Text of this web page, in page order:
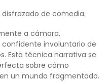
de comedia.
a cámara,
involuntario de
Esta técnica narrativa se
sobre cómo
un mundo fragmentado.